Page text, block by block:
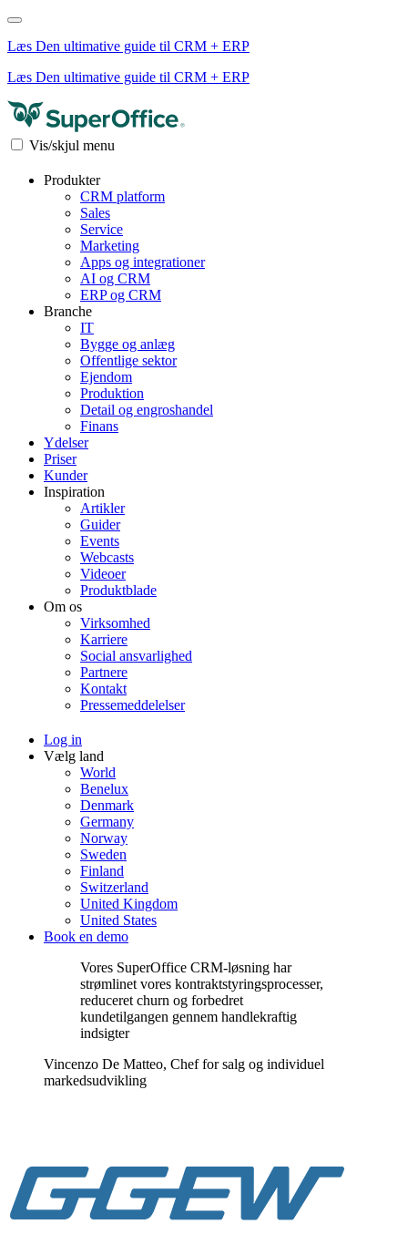
Læs Den ultimative guide til CRM + ERP
Læs Den ultimative guide til CRM + ERP
Vis/skjul menu
Produkter
CRM platform
Sales
Service
Marketing
Apps og integrationer
AI og CRM
ERP og CRM
Branche
IT
Bygge og anlæg
Offentlige sektor
Ejendom
Produktion
Detail og engroshandel
Finans
Ydelser
Priser
Kunder
Inspiration
Artikler
Guider
Events
Webcasts
Videoer
Produktblade
Om os
Virksomhed
Karriere
Social ansvarlighed
Partnere
Kontakt
Pressemeddelelser
Log in
Vælg land
World
Benelux
Denmark
Germany
Norway
Sweden
Finland
Switzerland
United Kingdom
United States
Book en demo
Vores SuperOffice CRM-løsning har
strømlinet vores kontraktstyringsprocesser,
reduceret churn og forbedret
kundetilgangen gennem handlekraftig
indsigter
Vincenzo De Matteo, Chef for salg og individuel
markedsudvikling